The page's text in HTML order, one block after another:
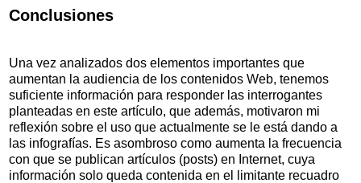
Conclusiones
Una vez analizados dos elementos importantes que
aumentan la audiencia de los contenidos Web, tenemos
suficiente información para responder las interrogantes
planteadas en este artículo, que además, motivaron mi
reflexión sobre el uso que actualmente se le está dando a
las infografías. Es asombroso como aumenta la frecuencia
con que se publican artículos (posts) en Internet, cuya
información solo queda contenida en el limitante recuadro